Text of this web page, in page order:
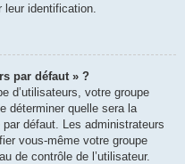
leur identification.
par défaut » ?
d’utilisateurs, votre groupe
déterminer quelle sera la
défaut. Les administrateurs
vous-même votre groupe
de contrôle de l’utilisateur.